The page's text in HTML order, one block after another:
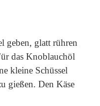
geben, glatt rühren
das Knoblauchöl
kleine Schüssel
gießen. Den Käse